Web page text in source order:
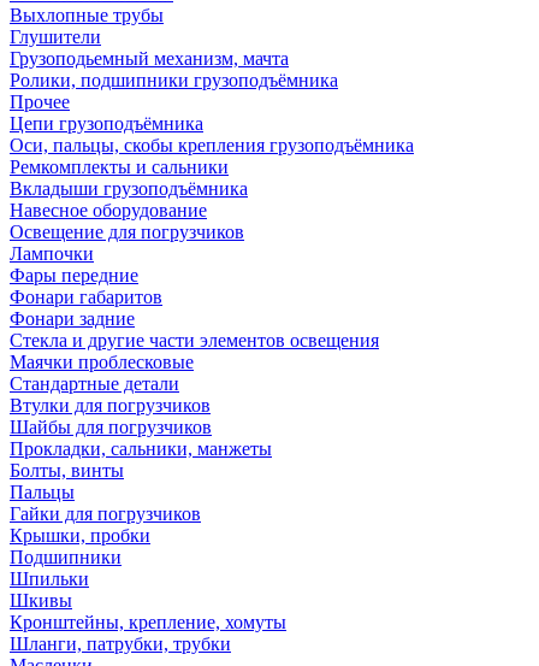
Выхлопные трубы
Глушители
Грузоподьемный механизм, мачта
Ролики, подшипники грузоподъёмника
Прочее
Цепи грузоподъёмника
Оси, пальцы, скобы крепления грузоподъёмника
Ремкомплекты и сальники
Вкладыши грузоподъёмника
Навесное оборудование
Освещение для погрузчиков
Лампочки
Фары передние
Фонари габаритов
Фонари задние
Стекла и другие части элементов освещения
Маячки проблесковые
Стандартные детали
Втулки для погрузчиков
Шайбы для погрузчиков
Прокладки, сальники, манжеты
Болты, винты
Пальцы
Гайки для погрузчиков
Крышки, пробки
Подшипники
Шпильки
Шкивы
Кронштейны, крепление, хомуты
Шланги, патрубки, трубки